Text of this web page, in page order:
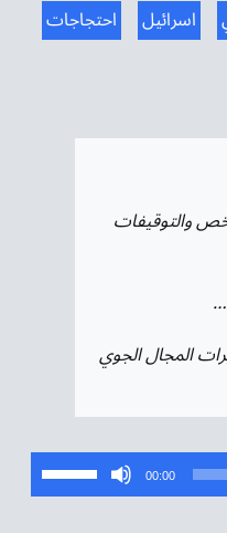
احتجاجات اسرائيل
كل شيء” في عدة مدن فرنسية بمشاركة 30000 شخص والتوقيفات
المجال الجوي
00:00
مفاتيح